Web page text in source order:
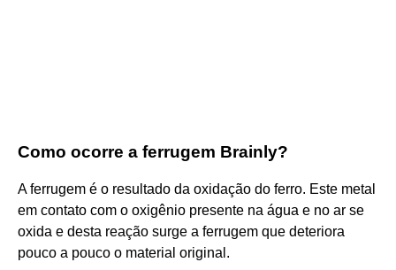
Como ocorre a ferrugem Brainly?
A ferrugem é o resultado da oxidação do ferro. Este metal
em contato com o oxigênio presente na água e no ar se
oxida e desta reação surge a ferrugem que deteriora
pouco a pouco o material original.